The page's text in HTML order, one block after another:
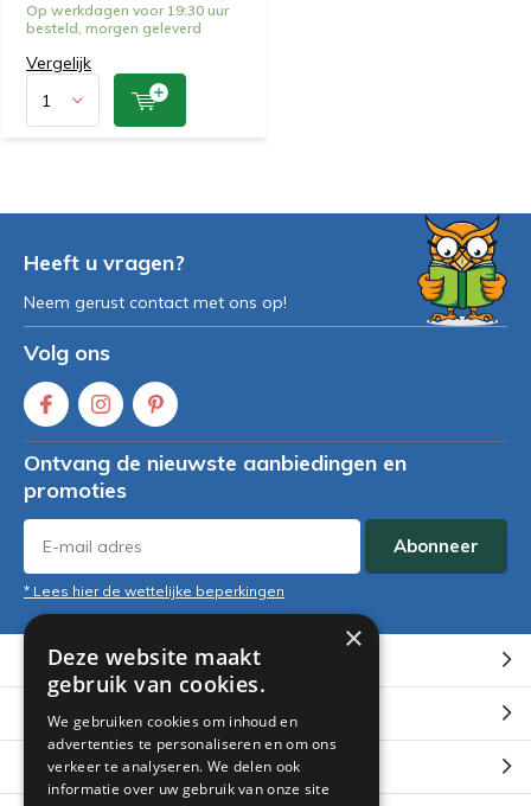
Op werkdagen voor 19:30 uur
besteld, morgen geleverd
Vergelijk
Heeft u vragen?
Neem gerust contact met ons op!
Volg ons
Ontvang de nieuwste aanbiedingen en
promoties
Abonneer
* Lees hier de wettelijke beperkingen
Klantenservice
Mijn account
Categorieën
×
Deze website maakt
gebruik van cookies.
We gebruiken cookies om inhoud en
advertenties te personaliseren en om ons
verkeer te analyseren. We delen ook
informatie over uw gebruik van onze site